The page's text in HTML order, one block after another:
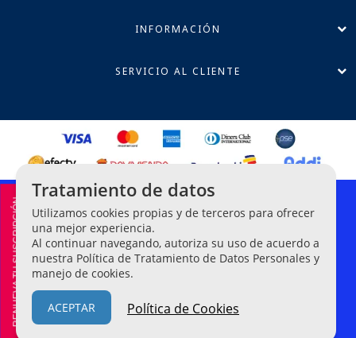
INFORMACIÓN
SERVICIO AL CLIENTE
Política de Privacidad
Términos y Condiciones
Línea Ética de Denuncias
RENUEVA TU SUSCRIPCIÓN
Tratamiento de datos
Utilizamos cookies propias y de terceros para ofrecer
una mejor experiencia.
Al continuar navegando, autoriza su uso de acuerdo a
nuestra Política de Tratamiento de Datos Personales y
manejo de cookies.
ACEPTAR Política de Cookies